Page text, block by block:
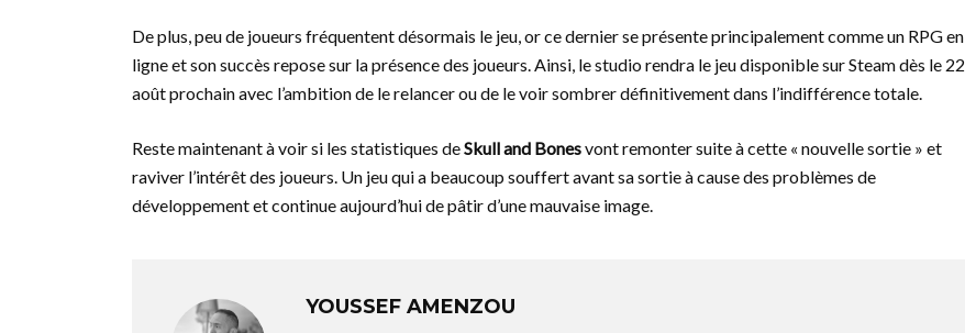
De plus, peu de joueurs fréquentent désormais le jeu, or ce dernier se présente principalement comme un RPG en
ligne et son succès repose sur la présence des joueurs. Ainsi, le studio rendra le jeu disponible sur Steam dès le 22
août prochain avec l’ambition de le relancer ou de le voir sombrer définitivement dans l’indifférence totale.
Reste maintenant à voir si les statistiques deSkull and Bonesvont remonter suite à cette « nouvelle sortie » et
raviver l’intérêt des joueurs. Un jeu qui a beaucoup souffert avant sa sortie à cause des problèmes de
développement et continue aujourd’hui de pâtir d’une mauvaise image.
YOUSSEF AMENZOU